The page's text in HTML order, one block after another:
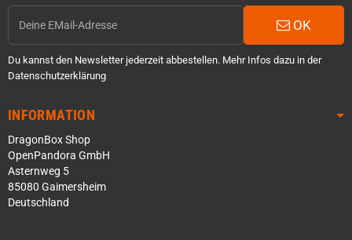
OK
Du kannst den Newsletter jederzeit abbestellen. Mehr Infos dazu in der
Datenschutzerklärung
INFORMATION
DragonBox Shop
OpenPandora GmbH
Asternweg 5
85080 Gaimersheim
Deutschland